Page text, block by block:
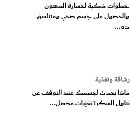
خطوات ذكية لخسارة الدهون
والحصول على جسم صحي ومتناسق
دو...
رشاقة وتغذية
ماذا يحدث لجسمك عند التوقف عن
تناول السكر؟ تغيّرات مذهل...